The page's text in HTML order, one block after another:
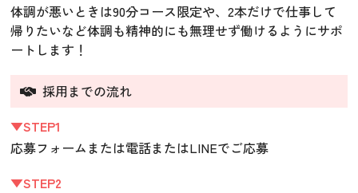
体調が悪いときは90分コース限定や、2本だけで仕事して
帰りたいなど体調も精神的にも無理せず働けるようにサポ
ートします！
採用までの流れ
▼STEP1
応募フォームまたは電話またはLINEでご応募
▼STEP2